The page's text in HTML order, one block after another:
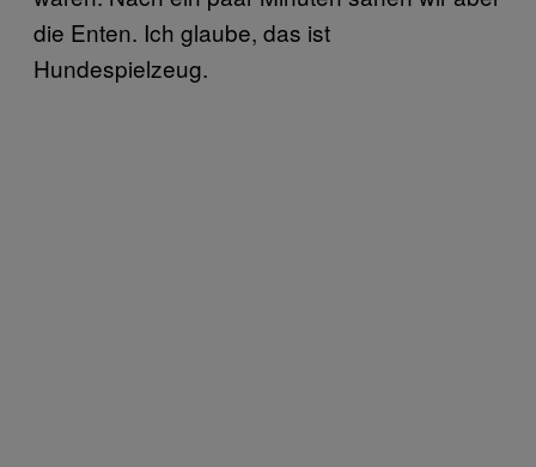
die Enten. Ich glaube, das ist
Hundespielzeug.